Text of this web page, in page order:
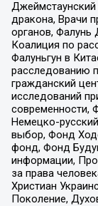
дракона, Врачи
органов, Фалунь
Коалиция по
Фалуньгун в
расследованию
гражданский
исследований
современности,
Немецко-
выбор, Фонд
фонд, Фонд
информации,
за права
Христиан
Поколение,